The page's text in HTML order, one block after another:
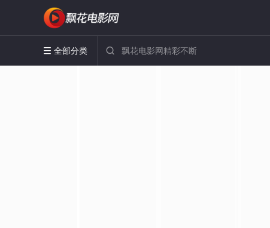
 全部分类 